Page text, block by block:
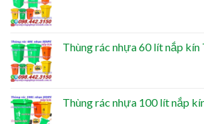
Thùng rác nhựa 60 lít nắp kín
Thùng rác nhựa 100 lít nắp